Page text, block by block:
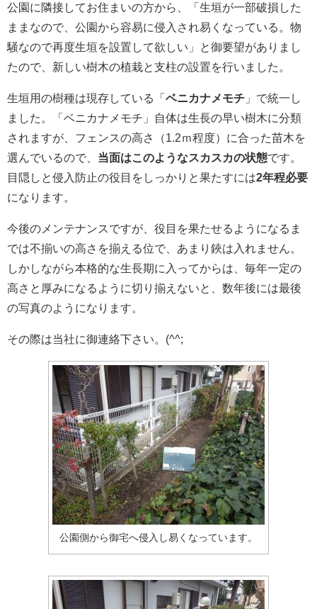
公園に隣接してお住まいの方から、「生垣が一部破損した
ままなので、公園から容易に侵入され易くなっている。物
騒なので再度生垣を設置して欲しい」と御要望がありまし
たので、新しい樹木の植栽と支柱の設置を行いました。
生垣用の樹種は現存している「 ベニカナメモチ 」で統一し
ました。「ベニカナメモチ」自体は生長の早い樹木に分類
されますが、フェンスの高さ（1.2ｍ程度）に合った苗木を
選んでいるので、 当面はこのようなスカスカの状態です。
目隠しと侵入防止の役目をしっかりと果たすには2年程必要
になります。
今後のメンテナンスですが、役目を果たせるようになるま
では不揃いの高さを揃える位で、あまり鋏は入れません。
しかしながら本格的な生長期に入ってからは、毎年一定の
高さと厚みになるように切り揃えないと、数年後には最後
の写真のようになります。
その際は当社に御連絡下さい。(^^;
公園側から御宅へ侵入し易くなっています。